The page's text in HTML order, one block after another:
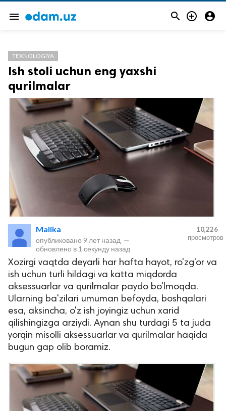
menu   
TEXNOLOGIYA
Ish stoli uchun eng yaxshi
qurilmalar
Malika
опубликовано 9 лет назад —
обновлено в 1 секунду назад
10,226
просмотров
Xozirgi vaqtda deyarli har hafta hayot, ro'zg'or va
ish uchun turli hildagi va katta miqdorda
aksessuarlar va qurilmalar paydo bo'lmoqda.
Ularning ba'zilari umuman befoyda, boshqalari
esa, aksincha, o'z ish joyingiz uchun xarid
qilishingizga arziydi. Aynan shu turdagi 5 ta juda
yorqin misolli aksessuarlar va qurilmalar haqida
bugun gap olib boramiz.